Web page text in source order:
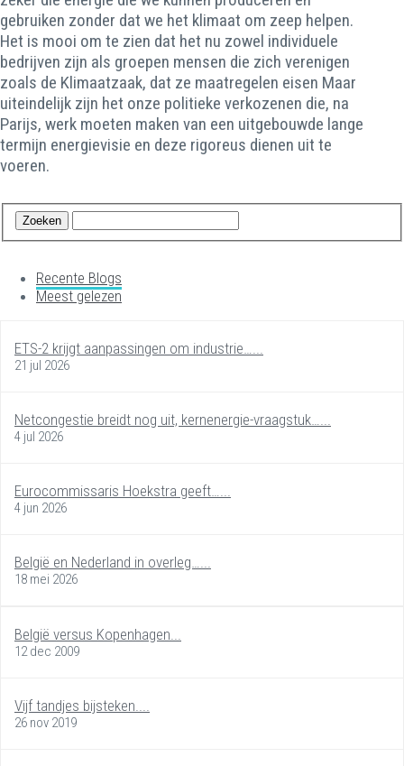
gebruiken zonder dat we het klimaat om zeep helpen.
Het is mooi om te zien dat het nu zowel individuele
bedrijven zijn als groepen mensen die zich verenigen
zoals de Klimaatzaak, dat ze maatregelen eisen Maar
uiteindelijk zijn het onze politieke verkozenen die, na
Parijs, werk moeten maken van een uitgebouwde lange
termijn energievisie en deze rigoreus dienen uit te
voeren.
Recente Blogs
Meest gelezen
ETS-2 krijgt aanpassingen om industrie…...
21 jul 2026
Netcongestie breidt nog uit, kernenergie-vraagstuk…...
4 jul 2026
Eurocommissaris Hoekstra geeft…...
4 jun 2026
België en Nederland in overleg…...
18 mei 2026
België versus Kopenhagen...
12 dec 2009
Vijf tandjes bijsteken....
26 nov 2019